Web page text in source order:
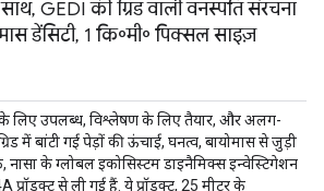
GEDI की ग्रिड वाली वनस्पति संरचना
डेंसिटी, 1 कि॰मी॰ पिक्सल साइज़
के लिए उपलब्ध, विश्लेषण के लिए तैयार, और अलग-
में बांटी गई पेड़ों की ऊंचाई, घनत्व, बायोमास से जुड़ी
नासा के ग्लोबल इकोसिस्टम डाइनैमिक्स इन्वेस्टिगेशन
से ली गई हैं. ये प्रॉडक्ट, 25 मीटर के